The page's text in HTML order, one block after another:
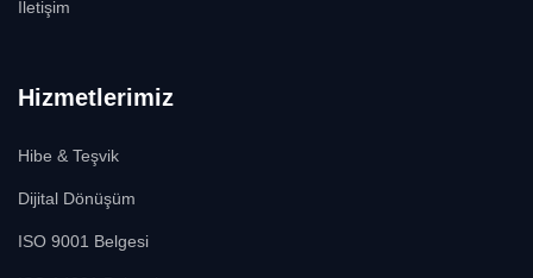
İletişim
Hizmetlerimiz
Hibe & Teşvik
Dijital Dönüşüm
ISO 9001 Belgesi